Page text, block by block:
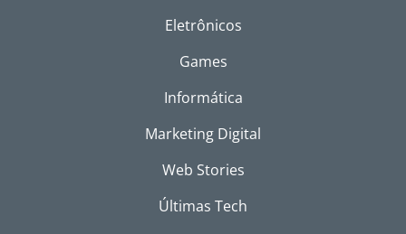
Eletrônicos
Games
Informática
Marketing Digital
Web Stories
Últimas Tech